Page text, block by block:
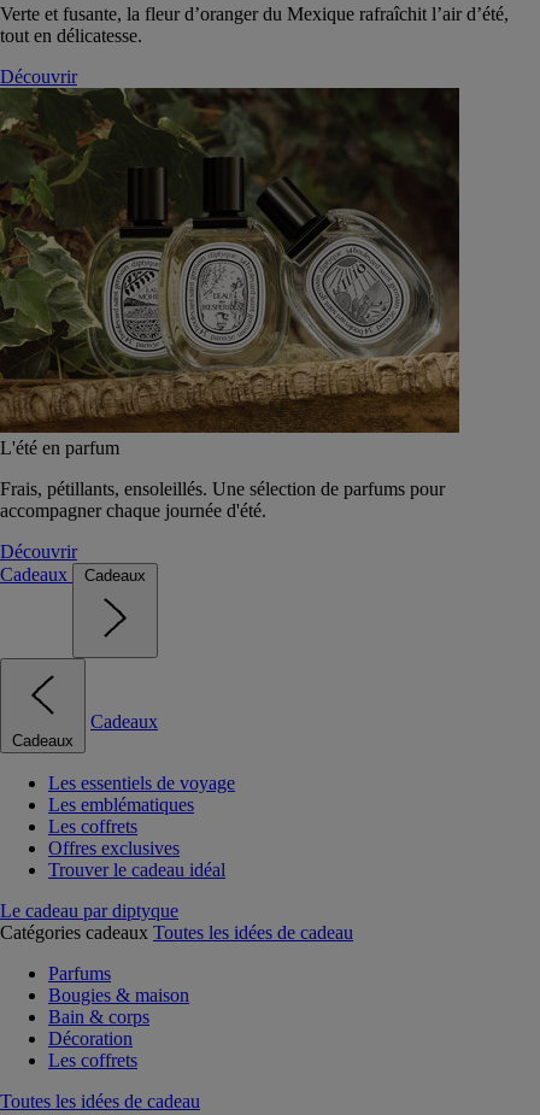
Verte et fusante, la fleur d’oranger du Mexique rafraîchit l’air d’été,
tout en délicatesse.
Découvrir
L'été en parfum
Frais, pétillants, ensoleillés. Une sélection de parfums pour
accompagner chaque journée d'été.
Découvrir
Cadeaux
Cadeaux
Cadeaux
Cadeaux
Les essentiels de voyage
Les emblématiques
Les coffrets
Offres exclusives
Trouver le cadeau idéal
Le cadeau par diptyque
Catégories cadeaux Toutes les idées de cadeau
Parfums
Bougies & maison
Bain & corps
Décoration
Les coffrets
Toutes les idées de cadeau